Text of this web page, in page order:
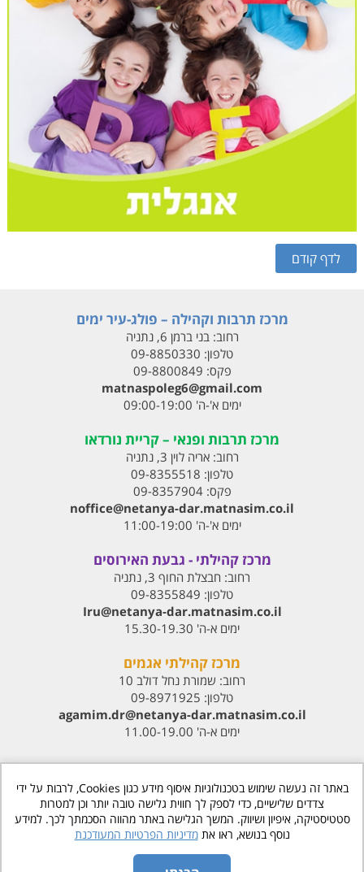
מרכז תרבות וקהילה – פולג-עיר ימים
רחוב:בני ברמן 6, נתניה
טלפון: 09-8850330
פקס: 09-8800849
matnaspoleg6@gmail.com
ימים א'-ה' 09:00-19:00
מרכז תרבות ופנאי – קריית נורדאו
רחוב:אריה לוין 3, נתניה
טלפון: 09-8355518
פקס:09-8357904
noffice@netanya-dar.matnasim.co.il
ימים א'-ה' 11:00-19:00
מרכז קהילתי - גבעת האירוסים
רחוב: חבצלת החוף 3, נתניה
טלפון: 09-8355849
Iru@netanya-dar.matnasim.co.il‏
ימים א-ה' 15.30-19.30
מרכז קהילתי אגמים
רחוב: שמורת נחל דולב 10
טלפון: 09-8971925
agamim.dr@netanya-dar.matnasim.co.il‏
ימים א-ה' 11.00-19.00
www.matnasdn.co.il
© כל הזכויות שמורות
הסדרי נגישות
באתר זה נעשה שימוש בטכנולוגיות איסוף מידע כגון Cookies, לרבות על ידי
צדדים שלישיים, כדי לספק לך חווית גלישה טובה יותר וכן למטרות
סטטיסטיקה, איפיון ושיווק. המשך הגלישה באתר מהווה הסכמתך לכך. למידע
נוסף בנושא, ראו אתמדיניות הפרטיות המעודכנת